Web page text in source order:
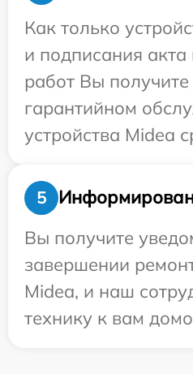
Как только
и подписания
работ Вы
гарантийном
устройства Midea
5
Вы получите
завершении
Midea, и наш
технику к вам